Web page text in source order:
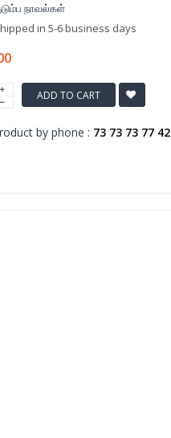
நாவல்கள்
in 5-6 business days
ADD TO CART
by phone : 73 73 73 77 42